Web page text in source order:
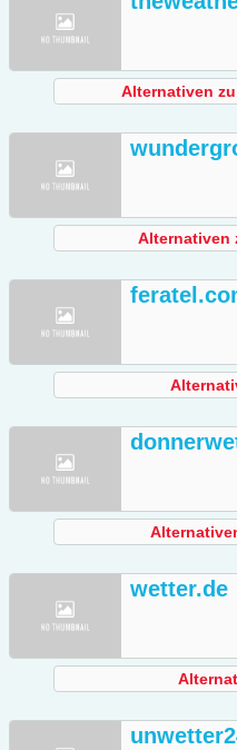
Alternativen
Alternativen
wetter.de